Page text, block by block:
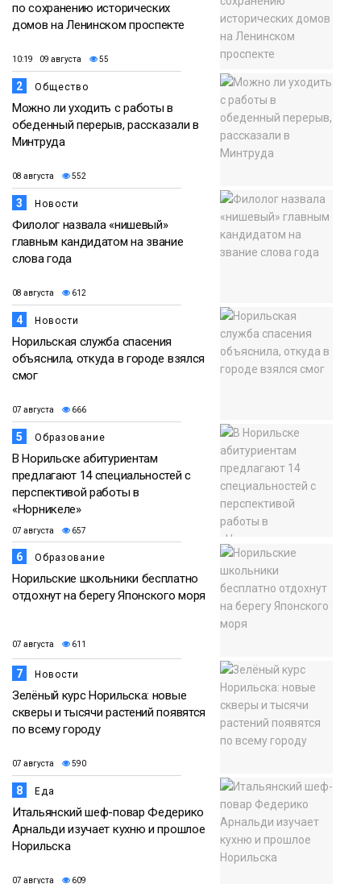
по сохранению исторических
домов на Ленинском проспекте
10:19 09 августа 55
2 Общество
Можно ли уходить с работы в
обеденный перерыв, рассказали в
Минтруда
08 августа 552
3 Новости
Филолог назвала «нишевый»
главным кандидатом на звание
слова года
08 августа 612
4 Новости
Норильская служба спасения
объяснила, откуда в городе взялся
смог
07 августа 666
5 Образование
В Норильске абитуриентам
предлагают 14 специальностей с
перспективой работы в
«Норникеле»
07 августа 657
6 Образование
Норильские школьники бесплатно
отдохнут на берегу Японского моря
07 августа 611
7 Новости
Зелёный курс Норильска: новые
скверы и тысячи растений появятся
по всему городу
07 августа 590
8 Еда
Итальянский шеф-повар Федерико
Арнальди изучает кухню и прошлое
Норильска
07 августа 609